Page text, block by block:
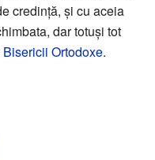
credinţă, şi cu aceia
dar totuşi tot
Bisericii Ortodoxe.